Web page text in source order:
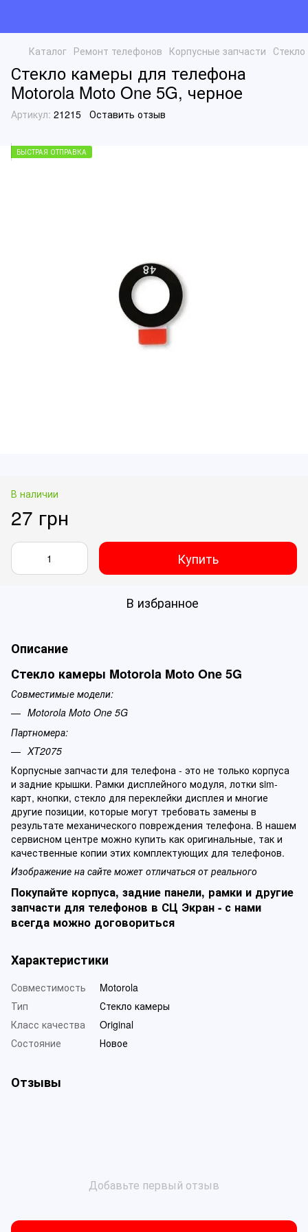
Каталог Ремонт телефонов Корпусные запчасти
Стекло камеры для телефона
Motorola Moto One 5G, черное
Артикул: 21215 Оставить отзыв
БЫСТРАЯ ОТПРАВКА
В наличии
27 грн
Купить
В избранное
Описание
Стекло камеры Motorola Moto One 5G
Совместимые модели:
Motorola Moto One 5G
Партномера:
XT2075
Корпусные запчасти для телефона - это не только корпуса
и задние крышки. Рамки дисплейного модуля, лотки sim-
карт, кнопки, стекло для переклейки дисплея и многие
другие позиции, которые могут требовать замены в
результате механического повреждения телефона. В нашем
сервисном центре можно купить как оригинальные, так и
качественные копии этих комплектующих для телефонов.
Изображение на сайте может отличаться от реального
Покупайте корпуса, задние панели, рамки и другие
запчасти для телефонов в СЦ Экран - с нами
всегда можно договориться
Характеристики
Совместимость
Motorola
Тип
Стекло камеры
Класс качества
Original
Состояние
Новое
Отзывы
Добавьте первый отзыв